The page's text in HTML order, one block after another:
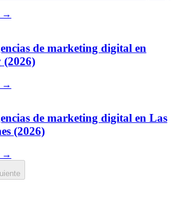
→
de marketing digital en
→
de marketing digital en Las
(2026)
→